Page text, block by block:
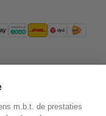
m.b.t. de prestaties